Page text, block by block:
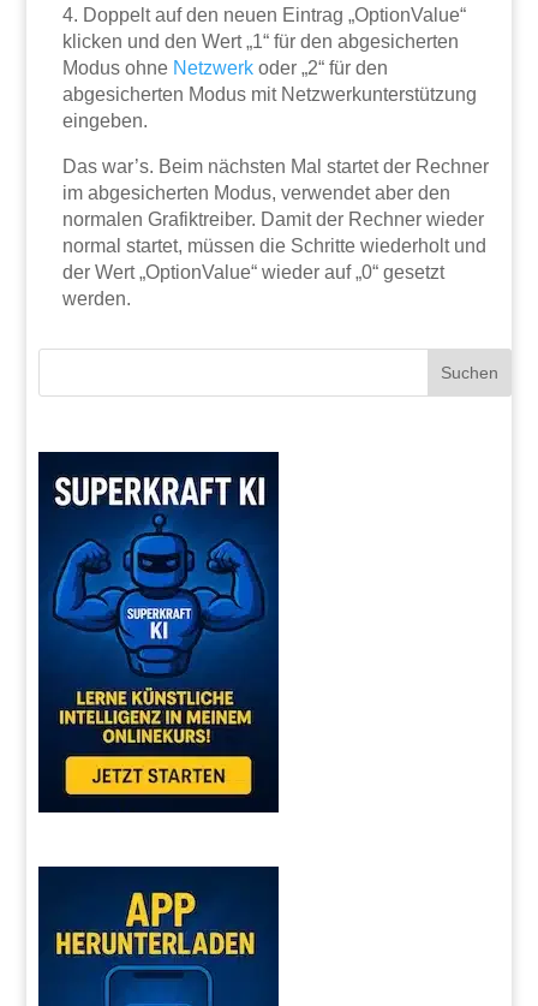
4. Doppelt auf den neuen Eintrag „OptionValue“
klicken und den Wert „1“ für den abgesicherten
Modus ohne Netzwerk oder „2“ für den
abgesicherten Modus mit Netzwerkunterstützung
eingeben.
Das war’s. Beim nächsten Mal startet der Rechner
im abgesicherten Modus, verwendet aber den
normalen Grafiktreiber. Damit der Rechner wieder
normal startet, müssen die Schritte wiederholt und
der Wert „OptionValue“ wieder auf „0“ gesetzt
werden.